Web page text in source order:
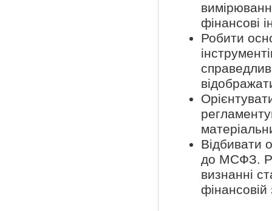
фінансові
Робити
Відбивати
до МСФЗ.
визнанні
фінансовій